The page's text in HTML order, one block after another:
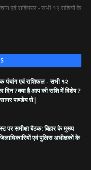
एवं राशिफल - सभी १२ राशियों के
पंचांग एवं राशिफल - सभी १२
?क्या है आप की राशि में विशेष ?
सागर पाण्डेय से|
पर समीक्षा बैठक: बिहार के मुख्य
एवं पुलिस अधीक्षकों के